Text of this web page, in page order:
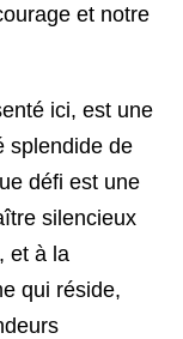
et notre
ici, est une
splendide de
défi est une
silencieux
et à la
qui réside,